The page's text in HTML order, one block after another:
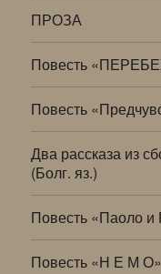
ПРОЗА
Повесть
Повесть
Два рассказа из
(Болг. яз.)
Повесть «Паоло и
Повесть «Н Е М О»